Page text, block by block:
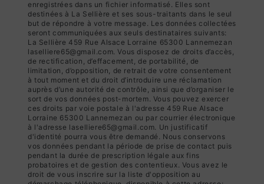
enregistrées dans un fichier informatisé. Elles sont
destinées à La Sellière et ses sous-traitants dans le seul
but de répondre à votre message. Les données collectées
seront communiquées aux seuls destinataires suivants:
La Sellière 459 Rue Alsace Lorraine 65300 Lannemezan
laselliere65@gmail.com. Vous disposez de droits d’accès,
de rectification, d’effacement, de portabilité, de
limitation, d’opposition, de retrait de votre consentement
à tout moment et du droit d’introduire une réclamation
auprès d’une autorité de contrôle, ainsi que d’organiser le
sort de vos données post-mortem. Vous pouvez exercer
ces droits par voie postale à l'adresse 459 Rue Alsace
Lorraine 65300 Lannemezan ou par courrier électronique
à l'adresse laselliere65@gmail.com. Un justificatif
d'identité pourra vous être demandé. Nous conservons
vos données pendant la période de prise de contact puis
pendant la durée de prescription légale aux fins
probatoires et de gestion des contentieux. Vous avez le
droit de vous inscrire sur la liste d'opposition au